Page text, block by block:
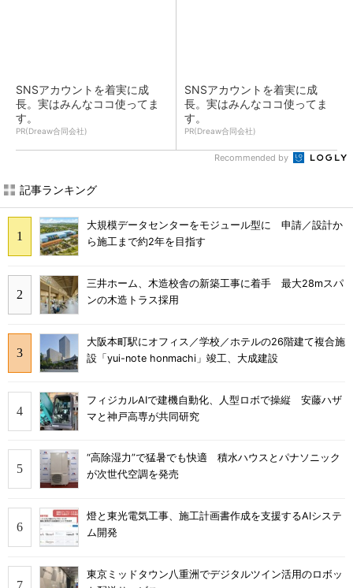
SNSアカウントを着実に成
長。実はみんなココ使ってま
す。
PR(Dreaw合同会社)
SNSアカウントを着実に成
長。実はみんなココ使ってま
す。
PR(Dreaw合同会社)
Recommended by
記事ランキング
大規模データセンターをモジュール型に 申請／設計か
ら施工まで約2年を目指す
三井ホーム、木造校舎の新築工事に着手 最大28mスパ
ンの木造トラス採用
大阪本町駅にオフィス／学校／ホテルの26階建て複合施
設「yui-note honmachi」竣工、大成建設
フィジカルAIで建機自動化、人型ロボで操縦 安藤ハザ
マと神戸高専が共同研究
“高除湿力”で猛暑でも快適 積水ハウスとパナソニック
が次世代空調を発売
燈と東光電気工事、施工計画書作成を支援するAIシステ
ム開発
東京ミッドタウン八重洲でデジタルツイン活用のロボッ